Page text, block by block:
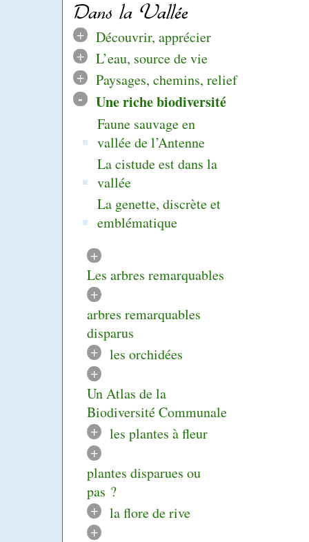
Dans la Vallée
+
Découvrir, apprécier
+
L’eau, source de vie
+
Paysages, chemins, relief
- Une riche biodiversité
Faune sauvage en
vallée de l’Antenne
La cistude est dans la
vallée
La genette, discrète et
emblématique
+
Les arbres remarquables
+
arbres remarquables
disparus
+
les orchidées
+
Un Atlas de la
Biodiversité Communale
+
les plantes à fleur
+
plantes disparues ou
pas ?
+
la flore de rive
+